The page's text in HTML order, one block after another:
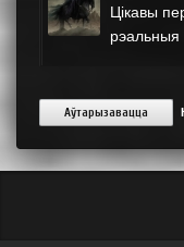
Цікавы
рэальныя
Аўтарызавацца